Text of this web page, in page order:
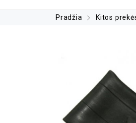
Pradžia Kitos